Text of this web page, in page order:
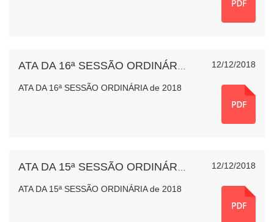
12/12/2018
ATA DA 16ª SESSÃO ORDINÁRIA de 2018
12/12/2018
ATA DA 15ª SESSÃO ORDINÁRIA de 2018